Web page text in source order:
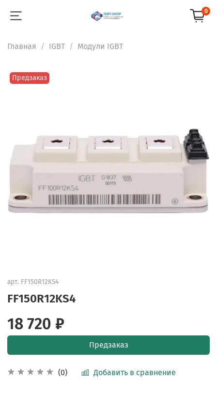
0
Главная IGBT Модули IGBT
Предзаказ
арт. FF150R12KS4
FF150R12KS4
(0) Добавить в сравнение
18 720 ₽
Предзаказ